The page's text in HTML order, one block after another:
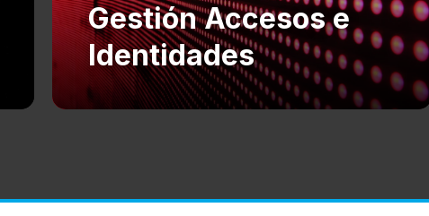
Gestión Accesos e
Identidades